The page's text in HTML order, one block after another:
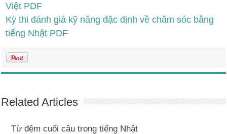
Việt PDF
Kỳ thi đánh giá kỹ năng đặc định về chăm sóc bằng
tiếng Nhật PDF
Related Articles
Từ đệm cuối câu trong tiếng Nhật